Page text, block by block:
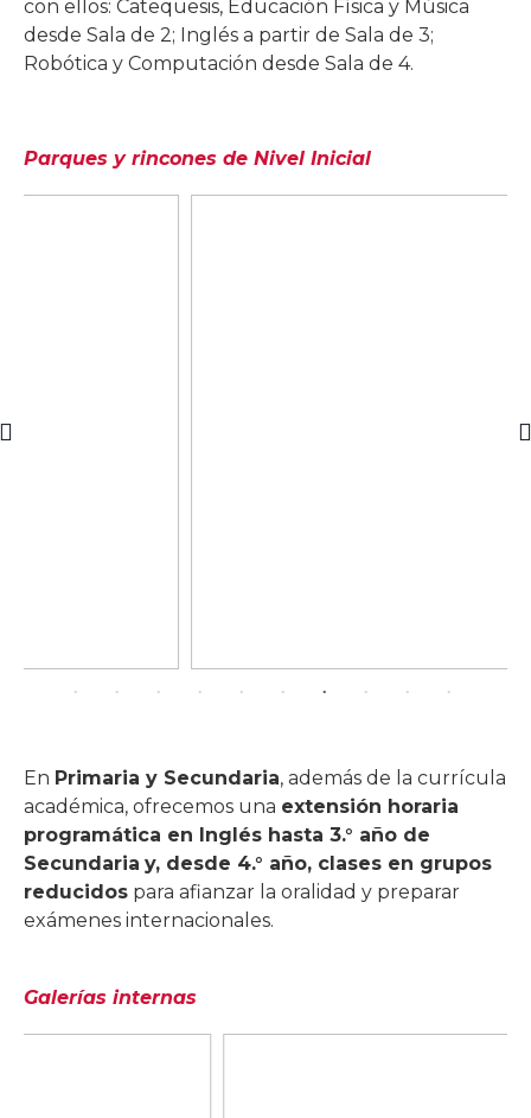
con ellos: Catequesis, Educación Física y Música
desde Sala de 2; Inglés a partir de Sala de 3;
Robótica y Computación desde Sala de 4.
Parques y rincones de Nivel Inicial
En Primaria y Secundaria, además de la currícula
académica, ofrecemos una extensión horaria
programática en Inglés hasta 3.° año de
Secundaria y, desde 4.° año, clases en grupos
reducidos para afianzar la oralidad y preparar
exámenes internacionales.
Galerías internas